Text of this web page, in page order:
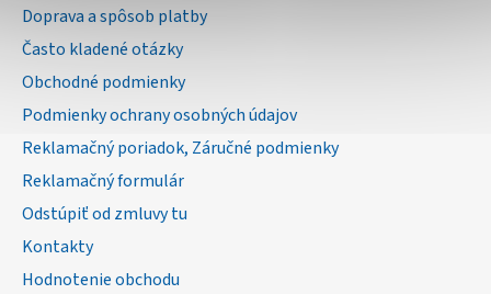
Doprava a spôsob platby
Často kladené otázky
Obchodné podmienky
Podmienky ochrany osobných údajov
Reklamačný poriadok, Záručné podmienky
Reklamačný formulár
Odstúpiť od zmluvy tu
Kontakty
Hodnotenie obchodu